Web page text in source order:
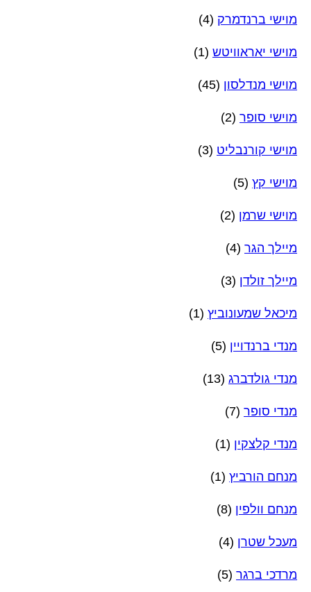
מוישי ברנדמרק (4)
מוישי יאראוויטש (1)
מוישי מנדלסון (45)
מוישי סופר (2)
מוישי קורנבליט (3)
מוישי קץ (5)
מוישי שרמן (2)
מיילך הגר (4)
מיילך זולדן (3)
מיכאל שמעונוביץ (1)
מנדי ברנדויין (5)
מנדי גולדברג (13)
מנדי סופר (7)
מנדי קלצקין (1)
מנחם הורביץ (1)
מנחם וולפין (8)
מעכל שטרן (4)
מרדכי ברגר (5)